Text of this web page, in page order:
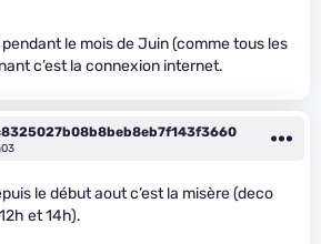
le mois de Juin (comme tous les
c’est la connexion internet.
le début aout c’est la misère (deco
et 14h).